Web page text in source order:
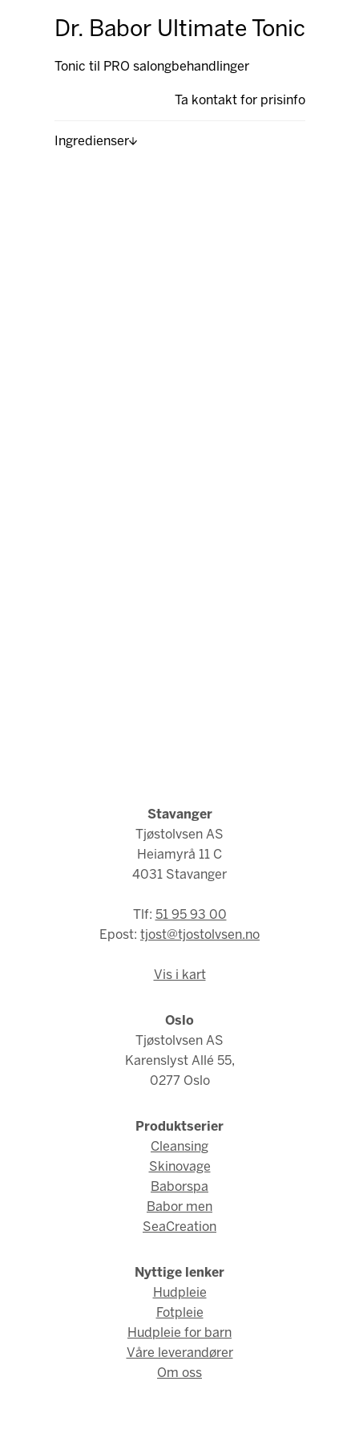
Dr. Babor Ultimate Tonic
Tonic til PRO salongbehandlinger
Ta kontakt for prisinfo
Ingredienser
Stavanger
Tjøstolvsen AS
Heiamyrå 11 C
4031 Stavanger
Tlf: 51 95 93 00
Epost: tjost@tjostolvsen.no
Vis i kart
Oslo
Tjøstolvsen AS
Karenslyst Allé 55,
0277 Oslo
Produktserier
Cleansing
Skinovage
Baborspa
Babor men
SeaCreation
Nyttige lenker
Hudpleie
Fotpleie
Hudpleie for barn
Våre leverandører
Om oss